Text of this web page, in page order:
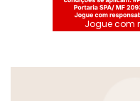
Jogue com